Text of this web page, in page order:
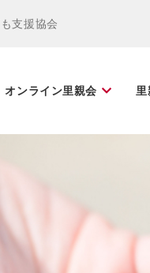
支援協会
オンライン里親会 里